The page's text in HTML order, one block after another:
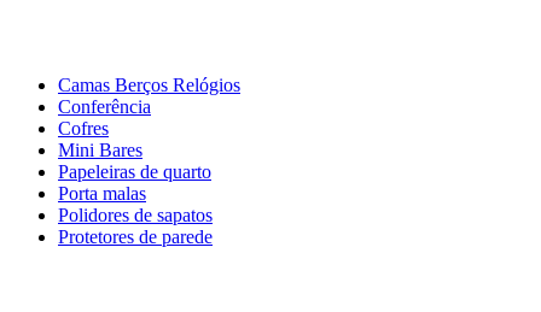
Camas Berços Relógios
Conferência
Cofres
Mini Bares
Papeleiras de quarto
Porta malas
Polidores de sapatos
Protetores de parede